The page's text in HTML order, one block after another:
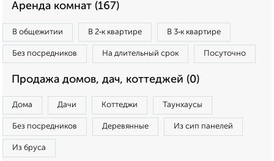
Аренда комнат (167)
В общежитии В 2‑к квартире В 3‑к квартире
Без посредников На длительный срок Посуточно
Продажа домов, дач, коттеджей (0)
Дома Дачи Коттеджи Таунхаусы
Без посредников Деревянные Из сип панелей
Из бруса